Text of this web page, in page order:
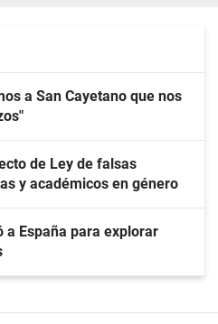
a San Cayetano que nos
de Ley de falsas
y académicos en género
a España para explorar